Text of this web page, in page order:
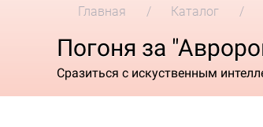
Главная Каталог
Погоня за
Сразиться с искуственным